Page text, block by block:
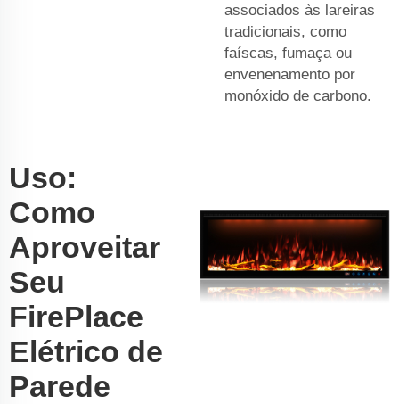
associados às lareiras
tradicionais, como
faíscas, fumaça ou
envenenamento por
monóxido de carbono.
Uso:
Como
Aproveitar
Seu
FirePlace
Elétrico de
Parede